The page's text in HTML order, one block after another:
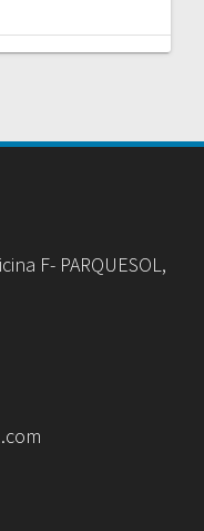
F- PARQUESOL,